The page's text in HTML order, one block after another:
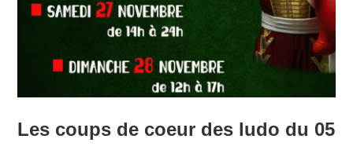
Les coups de coeur des ludo du 05